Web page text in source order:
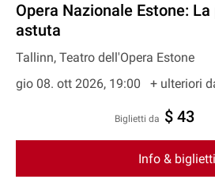
Opera Nazionale Estone:
astuta
Tallinn, Teatro dell'Opera Estone
gio 08. ott 2026, 19:00
+ ulteriori
Biglietti da $ 43
Info & biglietti